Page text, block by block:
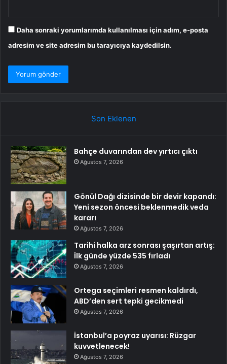
Daha sonraki yorumlarımda kullanılması için adım, e-posta
adresim ve site adresim bu tarayıcıya kaydedilsin.
Son Eklenen
Bahçe duvarından dev yırtıcı çıktı
Ağustos 7, 2026
Gönül Dağı dizisinde bir devir kapandı:
Yeni sezon öncesi beklenmedik veda
kararı
Ağustos 7, 2026
Tarihi halka arz sonrası şaşırtan artış:
İlk günde yüzde 535 fırladı
Ağustos 7, 2026
Ortega seçimleri resmen kaldırdı,
ABD’den sert tepki gecikmedi
Ağustos 7, 2026
İstanbul’a poyraz uyarısı: Rüzgar
kuvvetlenecek!
Ağustos 7, 2026